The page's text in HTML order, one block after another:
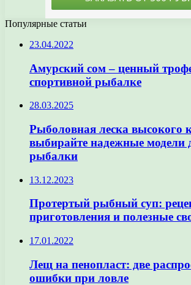
Популярные статьи
23.04.2022
Амурский сом – ценный
спортивной рыбалке
28.03.2025
Рыболовная леска высокого
выбирайте надежные модели
рыбалки
13.12.2023
Протертый рыбный суп:
приготовления и полезные
17.01.2022
Лещ на пенопласт: две
ошибки при ловле